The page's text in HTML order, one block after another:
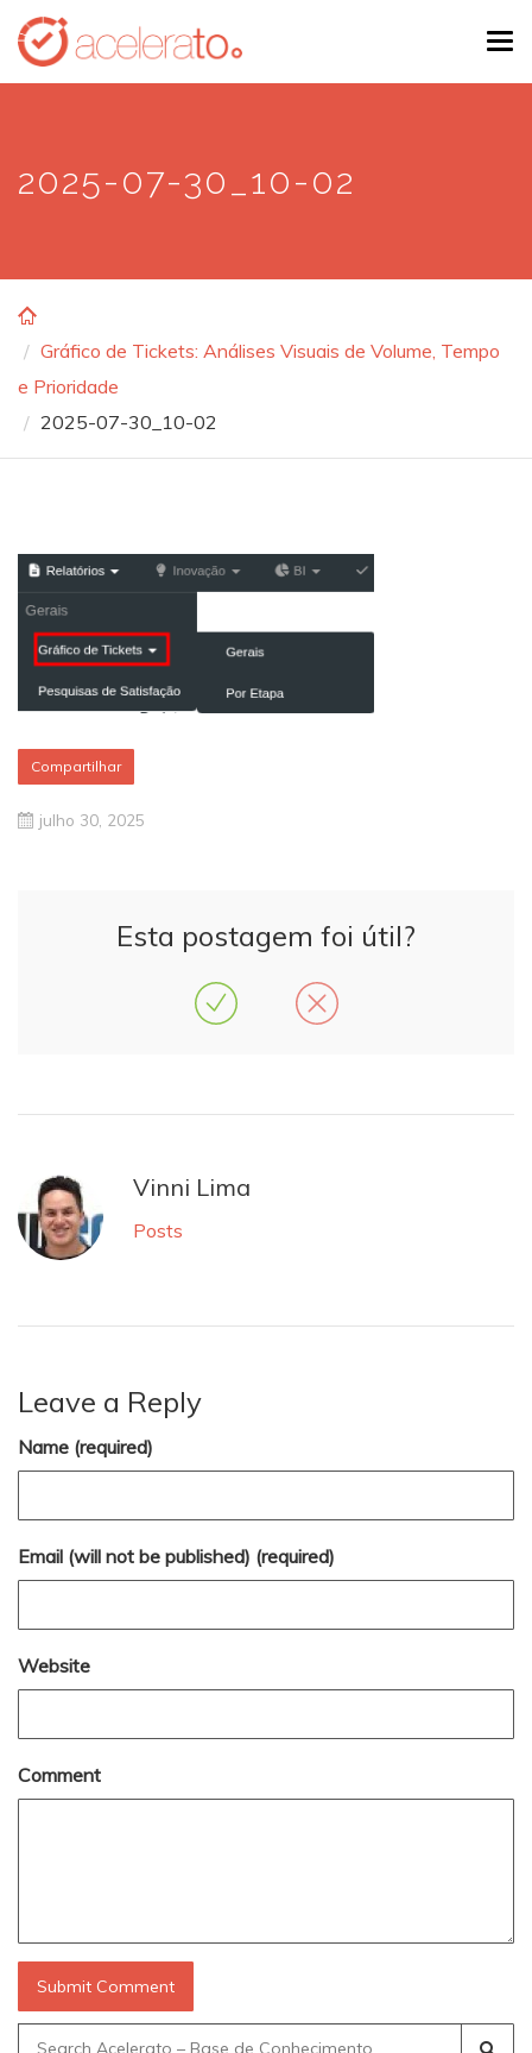
Skip
main
2025-07-30_10-02
Gráfico de Tickets: Análises Visuais de Volume, Tempo
e Prioridade
2025-07-30_10-02
Compartilhar
julho 30, 2025
Esta postagem foi útil?
Vinni Lima
Posts
Leave a Reply
Name (required)
Email (will not be published) (required)
Website
Comment
Search